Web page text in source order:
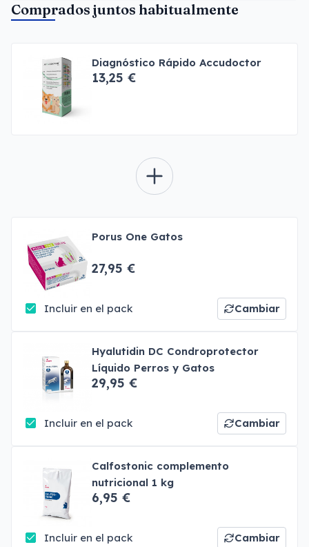
Comprados juntos habitualmente
Diagnóstico Rápido Accudoctor
13,25 €
Porus One Gatos
27,95 €
Incluir en el pack Cambiar
Hyalutidin DC Condroprotector
Líquido Perros y Gatos
29,95 €
Incluir en el pack Cambiar
Calfostonic complemento
nutricional 1 kg
6,95 €
Incluir en el pack Cambiar